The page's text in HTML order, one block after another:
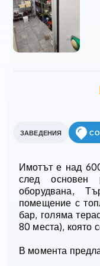
ЗАВЕДЕНИЯ
Имотът е над
след основен
оборудвана,
помещение с
бар, голяма
80 места), която
В момента